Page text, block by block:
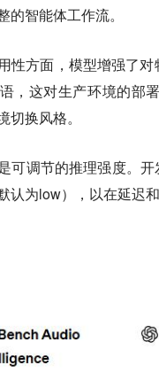
智能体工作流。
性方面，模型增强了
，这对生产环境的部
切换风格。
可调节的推理强度。开
认为low），以在延迟